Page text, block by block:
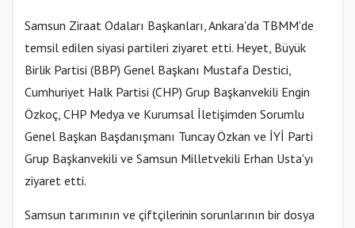
Samsun Ziraat Odaları Başkanları, Ankara'da TBMM'de
temsil edilen siyasi partileri ziyaret etti. Heyet, Büyük
Birlik Partisi (BBP) Genel Başkanı Mustafa Destici,
Cumhuriyet Halk Partisi (CHP) Grup Başkanvekili Engin
Özkoç, CHP Medya ve Kurumsal İletişimden Sorumlu
Genel Başkan Başdanışmanı Tuncay Özkan ve İYİ Parti
Grup Başkanvekili ve Samsun Milletvekili Erhan Usta'yı
ziyaret etti.
Samsun tarımının ve çiftçilerinin sorunlarının bir dosya